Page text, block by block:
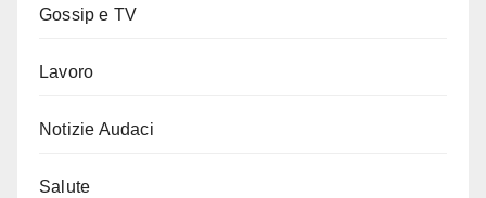
Gossip e TV
Lavoro
Notizie Audaci
Salute